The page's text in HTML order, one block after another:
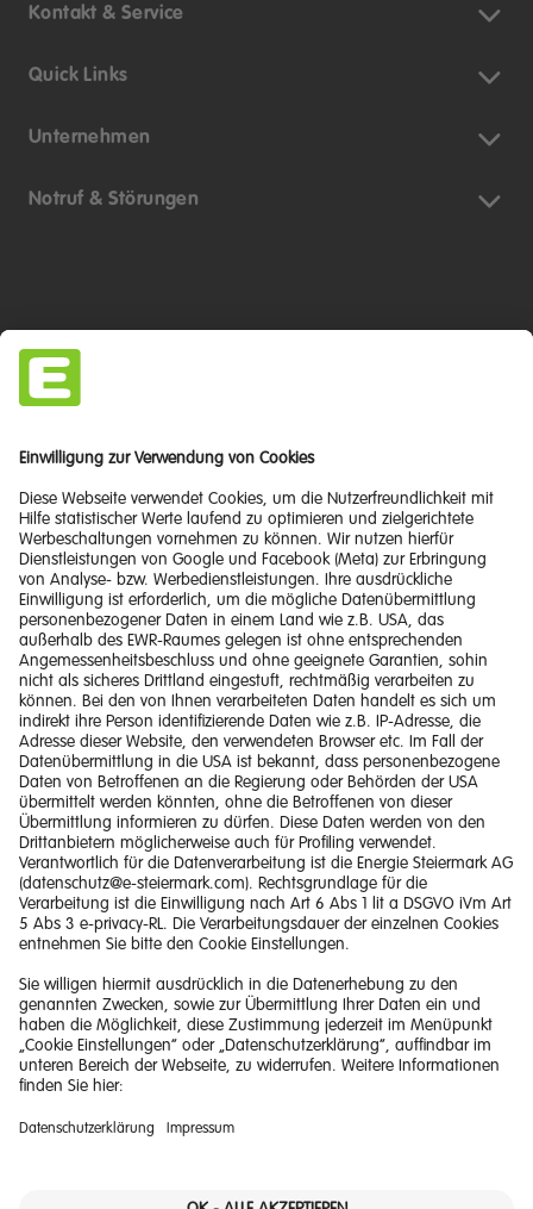
Kontakt & Service
Quick Links
Unternehmen
Notruf & Störungen
Impressum
Barrierefreiheitserklärung
Datenschutzerklärung